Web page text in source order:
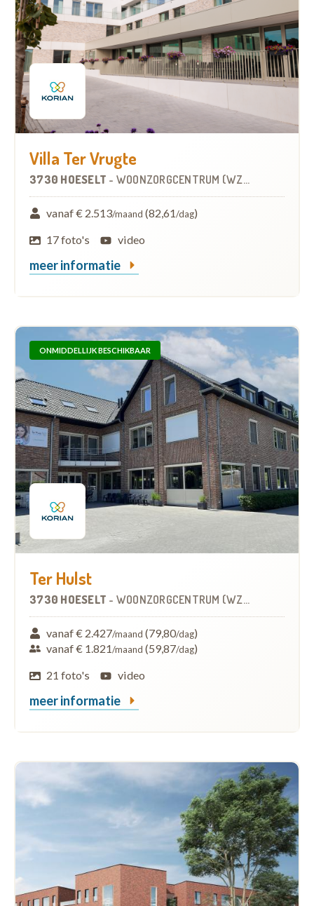
Villa Ter Vrugte
3730 HOESELT - WOONZORGCENTRUM (WZC)
vanaf € 2.513/maand (82,61/dag)
17 foto's
video
meer informatie
ONMIDDELLIJK BESCHIKBAAR
Ter Hulst
3730 HOESELT - WOONZORGCENTRUM (WZC)
vanaf € 2.427/maand (79,80/dag)
vanaf € 1.821/maand (59,87/dag)
21 foto's
video
meer informatie